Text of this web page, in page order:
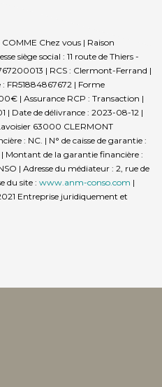
Chez vous | Raison
siège social : 11 route de Thiers -
| RCS : Clermont-Ferrand |
| Forme
| Assurance RCP : Transaction |
Date de délivrance : 2023-08-12 |
63000 CLERMONT
: NC. | N° de caisse de garantie :
| Montant de la garantie financière :
| Adresse du médiateur : 2, rue de
du site : www.anm-conso.com |
Entreprise juridiquement et